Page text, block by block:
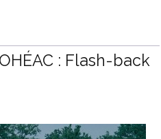
: Flash-back